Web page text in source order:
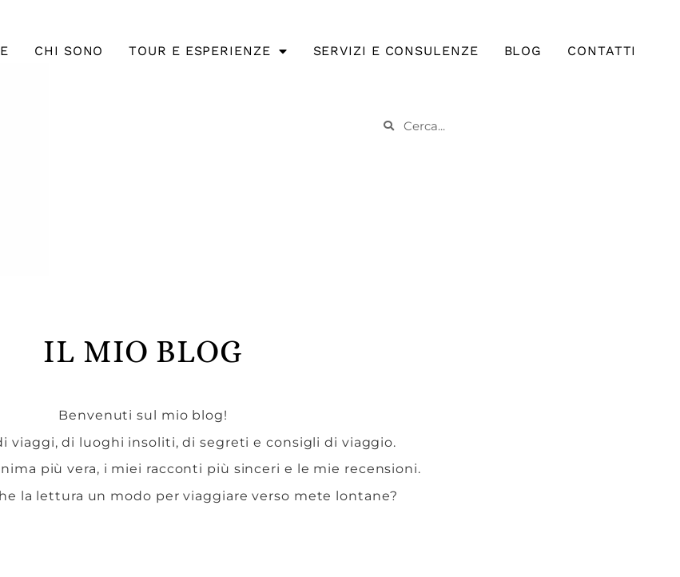
CHI SONO TOUR E ESPERIENZE SERVIZI E CONSULENZE BLOG CONTATTI
IL MIO BLOG
Benvenuti sul mio blog!
viaggi, di luoghi insoliti, di segreti e consigli di viaggio.
più vera, i miei racconti più sinceri e le mie recensioni.
la lettura un modo per viaggiare verso mete lontane?